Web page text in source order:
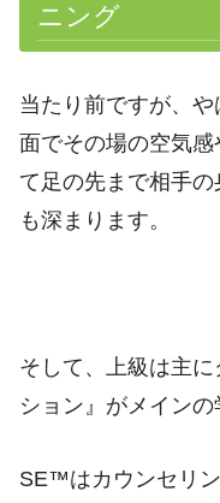
ニング
当たり前ですが、
面でその場の空気
て足の先まで相手
も深まります。
そして、上級は主
ション』がメインの
SE™はカウンセリ